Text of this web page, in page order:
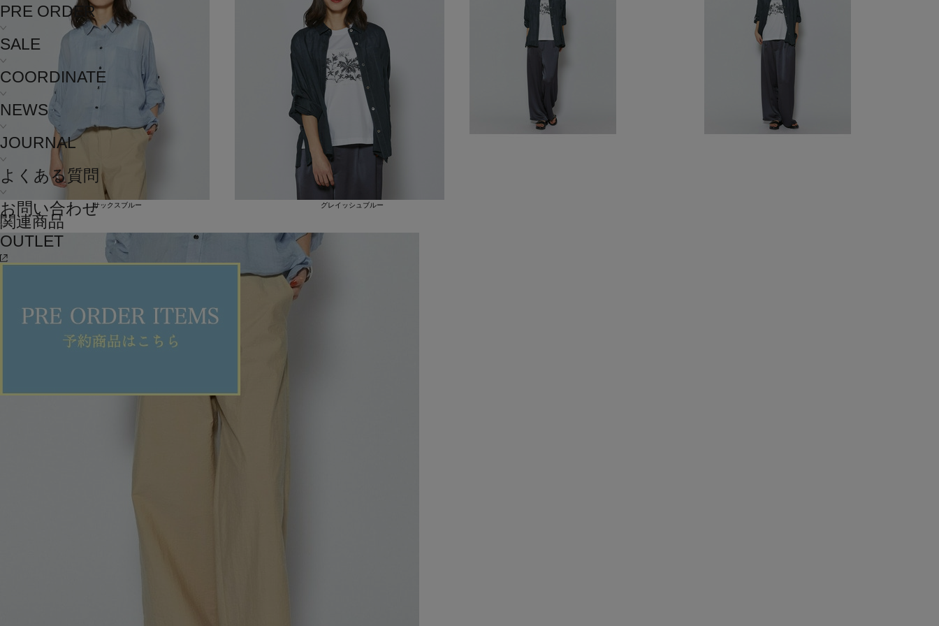
PRE ORDER
SALE
COORDINATE
NEWS
JOURNAL
よくある質問
お問い合わせ
OUTLET
サックスブルー グレイッシュブルー
関連商品